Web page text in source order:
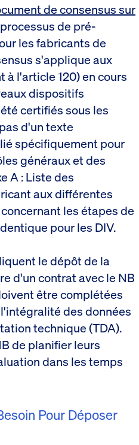
de consensus sur
de pré-
les fabricants de
s'applique aux
l'article 120) en cours
dispositifs
certifiés sous les
d'un texte
spécifiquement pour
généraux et des
A : Liste des
aux différentes
les étapes de
pour les DIV.
le dépôt de la
d'un contrat avec le NB
être complétées
des données
technique (TDA).
de planifier leurs
dans les temps
Pour Déposer